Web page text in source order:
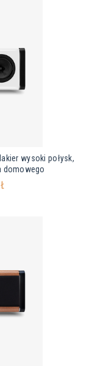
wysoki połysk,
domowego